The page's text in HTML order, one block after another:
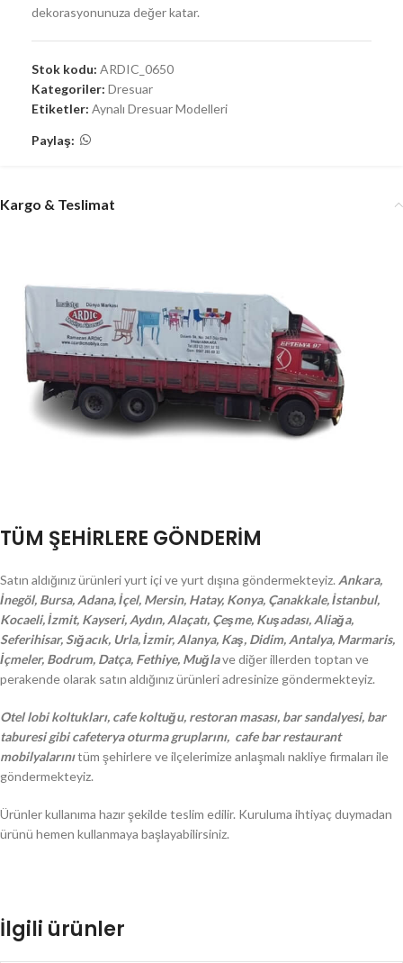
dekorasyonunuza değer katar.
Stok kodu: ARDIC_0650
Kategoriler: Dresuar
Etiketler: Aynalı Dresuar Modelleri
Paylaş:
Kargo & Teslimat
TÜM ŞEHİRLERE GÖNDERİM
Satın aldığınız ürünleri yurt içi ve yurt dışına göndermekteyiz. Ankara,
İnegöl, Bursa, Adana, İçel, Mersin, Hatay, Konya, Çanakkale, İstanbul,
Kocaeli, İzmit, Kayseri, Aydın, Alaçatı, Çeşme, Kuşadası, Aliağa,
Seferihisar, Sığacık, Urla, İzmir, Alanya, Kaş, Didim, Antalya, Marmaris,
İçmeler, Bodrum, Datça, Fethiye, Muğlave diğer illerden toptan ve
perakende olarak satın aldığınız ürünleri adresinize göndermekteyiz.
Otel lobi koltukları, cafe koltuğu, restoran masası, bar sandalyesi, bar
taburesi gibi cafeterya oturma gruplarını, cafe bar restaurant
mobilyalarınıtüm şehirlere ve ilçelerimize anlaşmalı nakliye firmaları ile
göndermekteyiz.
Ürünler kullanıma hazır şekilde teslim edilir. Kuruluma ihtiyaç duymadan
ürünü hemen kullanmaya başlayabilirsiniz.
İlgili ürünler